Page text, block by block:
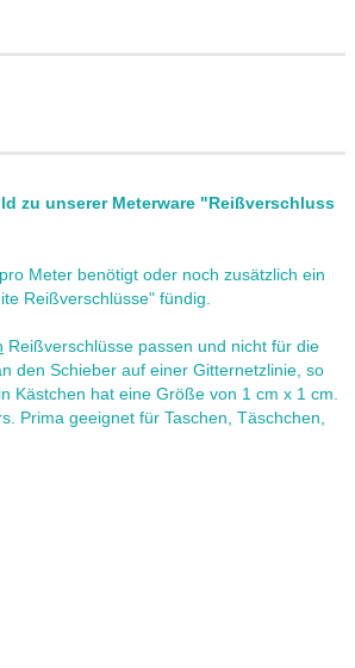
zu unserer Meterware "Reißverschluss
Meter benötigt oder noch zusätzlich ein
Reißverschlüsse" fündig.
Reißverschlüsse passen und nicht für die
den Schieber auf einer Gitternetzlinie, so
Kästchen hat eine Größe von 1 cm x 1 cm.
Prima geeignet für Taschen, Täschchen,